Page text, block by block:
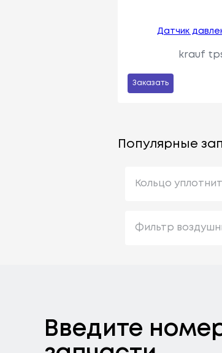
Датчик
krauf
Заказать
Популярные
Кольцо
Фильтр
Введите